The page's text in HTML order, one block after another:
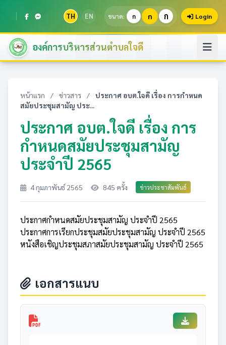
TH EN ขนาด: ก ก ก Login
องค์การบริหารส่วนตำบลใจดี
หน้าแรก / ข่าวสาร /
ประกาศ อบต.ใจดี เรื่อง การกำหนด
สมัยประชุมสามัญ ประ...
ประกาศ อบต.ใจดี เรื่อง การ
กำหนดสมัยประชุมสามัญ
ประจำปี 2565
4 กุมภาพันธ์ 2565 845 ครั้ง ข่าวประชาสัมพันธ์
ประกาศกำหนดสมัยประชุมสามัญ ประจำปี 2565
ประกาศการเรียกประชุมสมัยประชุมสามัญ ประจำปี 2565
หนังสือเชิญประชุมสภาสมัยประชุมสามัญ ประจำปี 2565
เอกสารแนบ